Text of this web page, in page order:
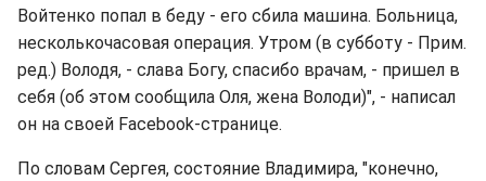
Войтенко попал в беду - его сбила машина. Больница,
несколькочасовая операция. Утром (в субботу - Прим.
ред.) Володя, - слава Богу, спасибо врачам, - пришел в
себя (об этом сообщила Оля, жена Володи)", - написал
он на своей Facebook-странице.
По словам Сергея, состояние Владимира, "конечно,